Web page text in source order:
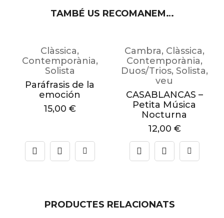
TAMBÉ US RECOMANEM…
Clàssica,
Contemporània,
Solista
Paráfrasis de la
emoción
15,00 €
Cambra, Clàssica,
Contemporània,
Duos/Trios, Solista,
veu
CASABLANCAS –
Petita Música
Nocturna
12,00 €
PRODUCTES RELACIONATS